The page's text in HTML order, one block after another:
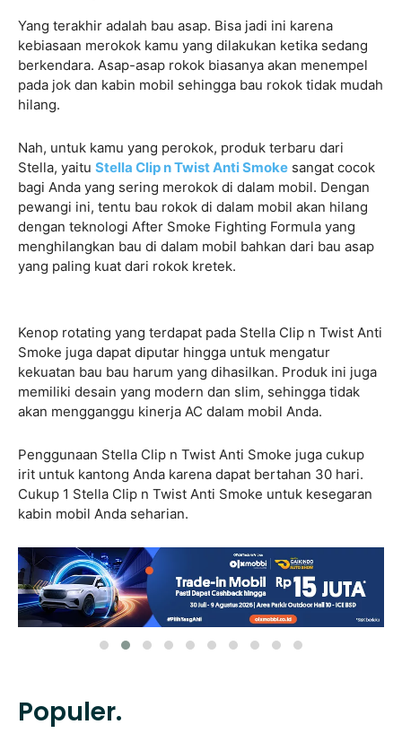
Yang terakhir adalah bau asap. Bisa jadi ini karena
kebiasaan merokok kamu yang dilakukan ketika sedang
berkendara. Asap-asap rokok biasanya akan menempel
pada jok dan kabin mobil sehingga bau rokok tidak mudah
hilang.
Nah, untuk kamu yang perokok, produk terbaru dari
Stella, yaitu Stella Clip n Twist Anti Smoke sangat cocok
bagi Anda yang sering merokok di dalam mobil. Dengan
pewangi ini, tentu bau rokok di dalam mobil akan hilang
dengan teknologi After Smoke Fighting Formula yang
menghilangkan bau di dalam mobil bahkan dari bau asap
yang paling kuat dari rokok kretek.
Kenop rotating yang terdapat pada Stella Clip n Twist Anti
Smoke juga dapat diputar hingga untuk mengatur
kekuatan bau bau harum yang dihasilkan. Produk ini juga
memiliki desain yang modern dan slim, sehingga tidak
akan mengganggu kinerja AC dalam mobil Anda.
Penggunaan Stella Clip n Twist Anti Smoke juga cukup
irit untuk kantong Anda karena dapat bertahan 30 hari.
Cukup 1 Stella Clip n Twist Anti Smoke untuk kesegaran
kabin mobil Anda seharian.
Populer.